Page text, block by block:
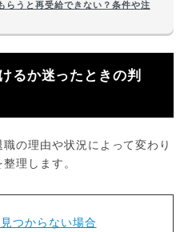
らうと再受給できない？条件や注
るか迷ったときの判
の理由や状況によって変わり
理します。
つからない場合